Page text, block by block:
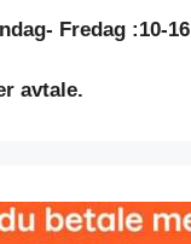
Fredag :10-16
avtale.